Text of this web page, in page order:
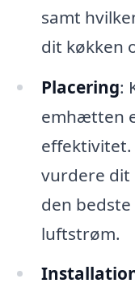
samt
dit køkken
Placering:
emhætten
vurdere dit
den
luftstrøm.